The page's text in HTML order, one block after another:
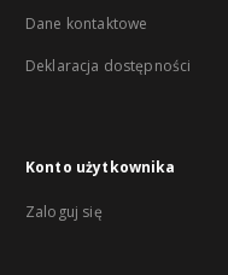
Dane kontaktowe
Deklaracja dostępności
Konto użytkownika
Zaloguj się